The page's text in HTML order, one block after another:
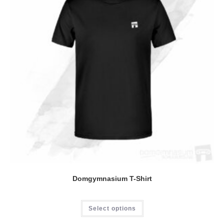
Produktseite
gewählt
Domgymnasium T-Shirt
Select options
Dieses
weist